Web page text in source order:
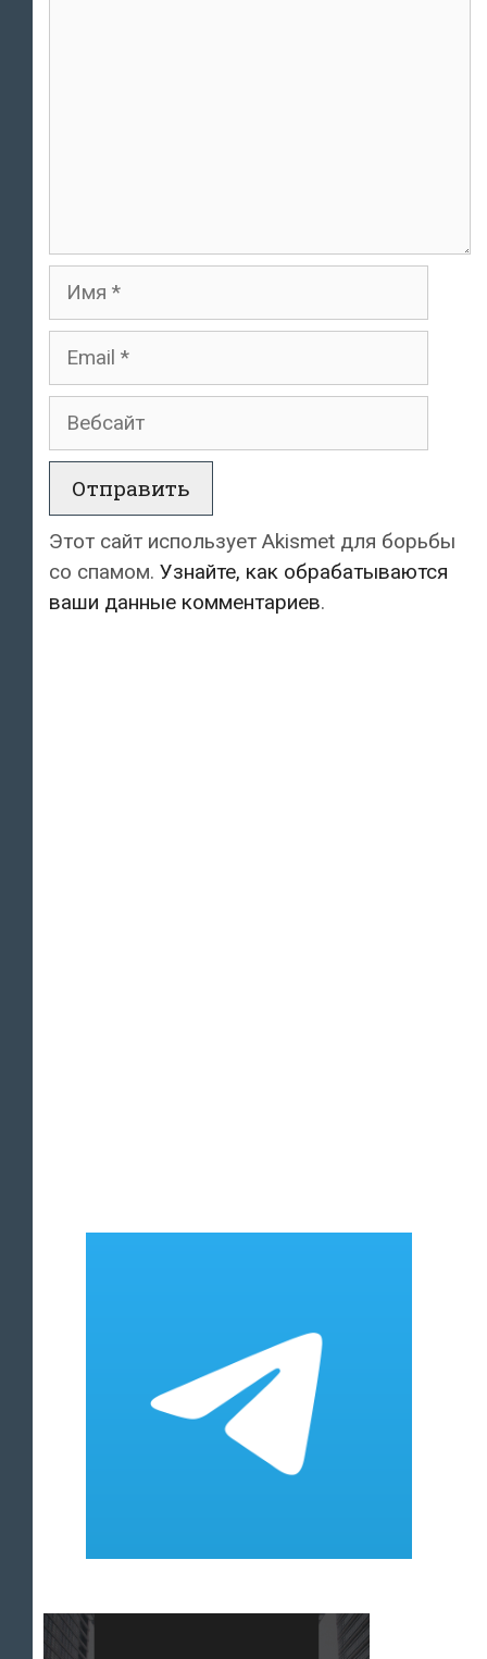
Имя
Email
Вебсайт
Этот сайт использует Akismet для борьбы
со спамом. Узнайте, как обрабатываются
ваши данные комментариев.